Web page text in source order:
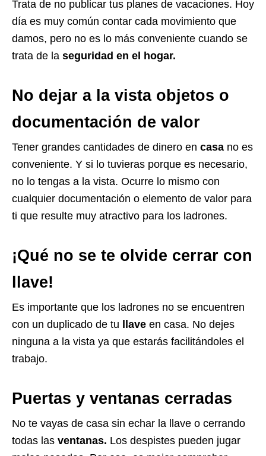
Trata de no publicar tus planes de vacaciones. Hoy
día es muy común contar cada movimiento que
damos, pero no es lo más conveniente cuando se
trata de la seguridad en el hogar.
No dejar a la vista objetos o
documentación de valor
Tener grandes cantidades de dinero en casa no es
conveniente. Y si lo tuvieras porque es necesario,
no lo tengas a la vista. Ocurre lo mismo con
cualquier documentación o elemento de valor para
ti que resulte muy atractivo para los ladrones.
¡Qué no se te olvide cerrar con
llave!
Es importante que los ladrones no se encuentren
con un duplicado de tu llave en casa. No dejes
ninguna a la vista ya que estarás facilitándoles el
trabajo.
Puertas y ventanas cerradas
No te vayas de casa sin echar la llave o cerrando
todas las ventanas. Los despistes pueden jugar